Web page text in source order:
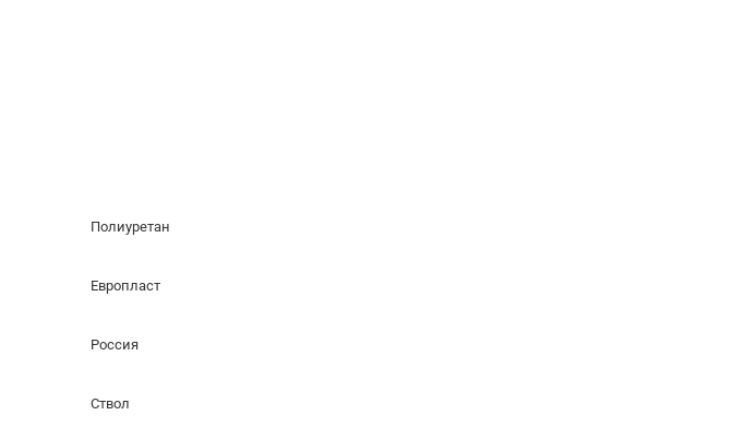
Полиуретан
Европласт
Россия
Ствол